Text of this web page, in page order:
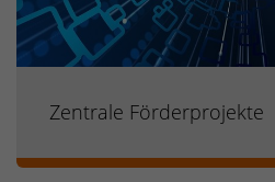
Zentrale Förderprojekte